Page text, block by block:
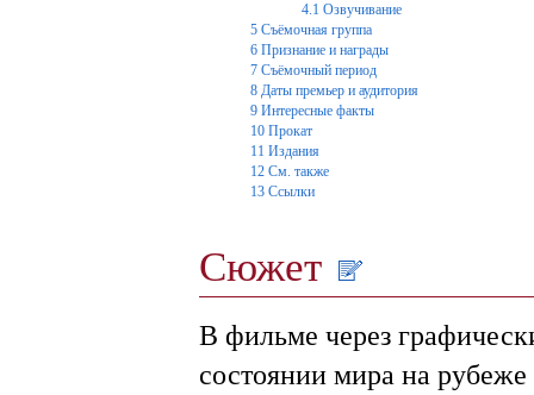
4.1 Озвучивание
5 Съёмочная группа
6 Признание и награды
7 Съёмочный период
8 Даты премьер и аудитория
9 Интересные факты
10 Прокат
11 Издания
12 См. также
13 Ссылки
Сюжет
В фильме через
состоянии мира на